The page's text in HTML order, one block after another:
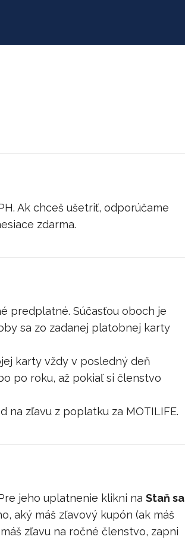
Ak chceš ušetriť, odporúčame
zdarma.
predplatné. Súčasťou oboch je
sa zo zadanej platobnej karty
karty vždy v posledný deň
po roku, až pokiaľ si členstvo
na zľavu z poplatku za MOTILIFE.
jeho uplatnenie klikni na Staň sa
aký máš zľavový kupón (ak máš
zľavu na ročné členstvo, zapni